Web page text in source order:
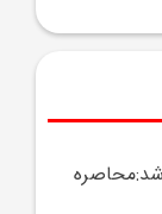
شد:محاصره